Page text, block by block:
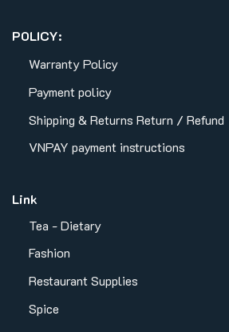
POLICY:
Warranty Policy
Payment policy
Shipping & Returns Return / Refund
VNPAY payment instructions
Link
Tea - Dietary
Fashion
Restaurant Supplies
Spice